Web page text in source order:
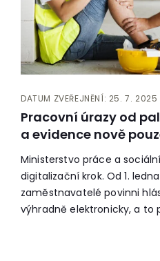
DATUM ZVEŘEJNĚNÍ: 25. 7. 2025
Pracovní úrazy od
a evidence nově
Ministerstvo práce a
digitalizační krok. Od 1.
zaměstnavatelé povinni
výhradně elektronicky, a to